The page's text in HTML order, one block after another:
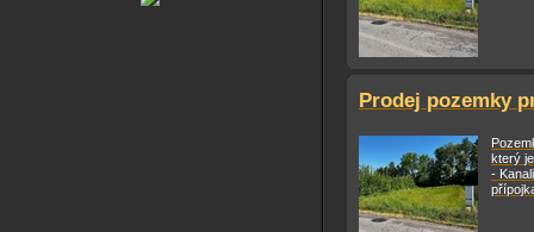
Prodej pozemky
který
-